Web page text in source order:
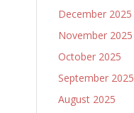
December 2025
November 2025
October 2025
September 2025
August 2025